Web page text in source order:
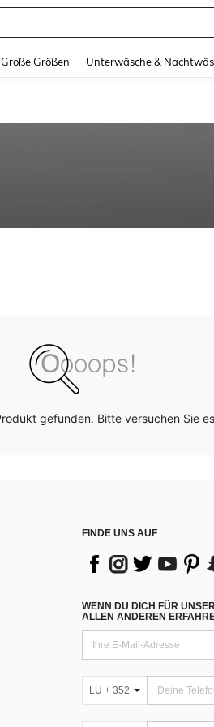
Große Größen Unterwäsche &
gefunden. Bitte versuchen Sie
FINDE UNS AUF
WENN DU DICH FÜR
ALLEN ANDEREN
LU + 352